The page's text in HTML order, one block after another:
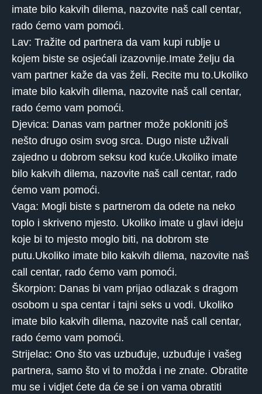
imate bilo kakvih dilema, nazovite naš call centar,
rado ćemo vam pomoći.
Lav: Tražite od partnera da vam kupi rublje u
kojem biste se osjećali izazovnije.Imate želju da
vam partner kaže da vas želi. Recite mu to.Ukoliko
imate bilo kakvih dilema, nazovite naš call centar,
rado ćemo vam pomoći.
Djevica: Danas vam partner može pokloniti još
nešto drugo osim svog srca. Dugo niste uživali
zajedno u dobrom seksu kod kuće.Ukoliko imate
bilo kakvih dilema, nazovite naš call centar, rado
ćemo vam pomoći.
Vaga: Mogli biste s partnerom da odete na neko
toplo i skriveno mjesto. Ukoliko imate u glavi ideju
koje bi to mjesto moglo biti, na dobrom ste
putu.Ukoliko imate bilo kakvih dilema, nazovite naš
call centar, rado ćemo vam pomoći.
Škorpion: Danas bi vam prijao odlazak s dragom
osobom u spa centar i tajni seks u vodi. Ukoliko
imate bilo kakvih dilema, nazovite naš call centar,
rado ćemo vam pomoći.
Strijelac: Ono što vas uzbuđuje, uzbuđuje i vašeg
partnera, samo što vi to možda i ne znate. Obratite
mu se i vidjet ćete da će se i on vama obratiti